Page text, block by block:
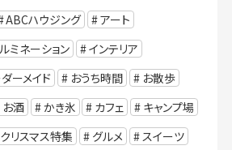
ABCハウジング
アート
ミネーション
インテリア
ーメイド おうち時間
お散歩
お酒 かき氷 カフェ
キャンプ場
クリスマス特集 グルメ
スイーツ